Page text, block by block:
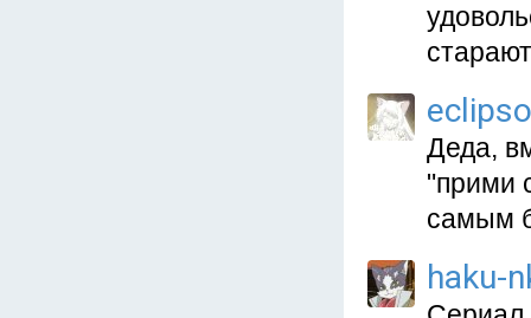
eclipso
Деда,
"прими
самым
haku-